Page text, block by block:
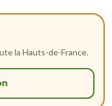
la Hauts-de-France.